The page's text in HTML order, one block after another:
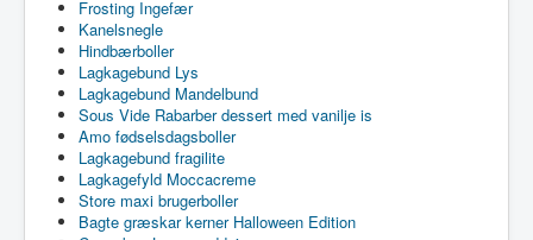
Frosting Ingefær
Kanelsnegle
Hindbærboller
Lagkagebund Lys
Lagkagebund Mandelbund
Sous Vide Rabarber dessert med vanilje is
Amo fødselsdagsboller
Lagkagebund fragilite
Lagkagefyld Moccacreme
Store maxi brugerboller
Bagte græskar kerner Halloween Edition